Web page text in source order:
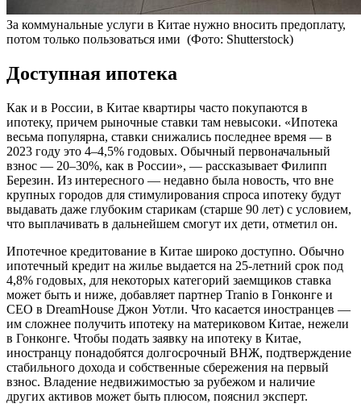
За коммунальные услуги в Китае нужно вносить предоплату,
потом только пользоваться ими (Фото: Shutterstock)
Доступная ипотека
Как и в России, в Китае квартиры часто покупаются в
ипотеку, причем рыночные ставки там невысоки. «Ипотека
весьма популярна, ставки снижались последнее время — в
2023 году это 4–4,5% годовых. Обычный первоначальный
взнос — 20–30%, как в России», — рассказывает Филипп
Березин. Из интересного — недавно была новость, что вне
крупных городов для стимулирования спроса ипотеку будут
выдавать даже глубоким старикам (старше 90 лет) с условием,
что выплачивать в дальнейшем смогут их дети, отметил он.
Ипотечное кредитование в Китае широко доступно. Обычно
ипотечный кредит на жилье выдается на 25-летний срок под
4,8% годовых, для некоторых категорий заемщиков ставка
может быть и ниже, добавляет партнер Tranio в Гонконге и
CEO в DreamHouse Джон Уотли. Что касается иностранцев —
им сложнее получить ипотеку на материковом Китае, нежели
в Гонконге. Чтобы подать заявку на ипотеку в Китае,
иностранцу понадобятся долгосрочный ВНЖ, подтверждение
стабильного дохода и собственные сбережения на первый
взнос. Владение недвижимостью за рубежом и наличие
других активов может быть плюсом, пояснил эксперт.